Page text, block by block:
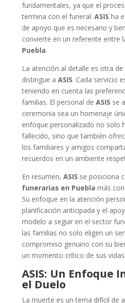
fundamentales, ya que el
termina con el funeral. ASIS ha
de apoyo que es necesario y
convierte en un referente entre
Puebla.
La atención al detalle es otra
distingue a ASIS. Cada servicio
teniendo en cuenta las
familias. El personal de ASIS se
ceremonia sea un homenaje
enfoque personalizado no solo
fallecido, sino que también
los familiares y amigos
recuerdos en un ambiente
En resumen, ASIS se posiciona
funerarias en Puebla más
Su enfoque en la atención
planificación anticipada y el
modelo a seguir en el sector
las familias no solo eligen un
compromiso genuino con su
un momento crítico de sus vidas.
ASIS: Un Enfoque
el Duelo
La muerte es un tema difícil de